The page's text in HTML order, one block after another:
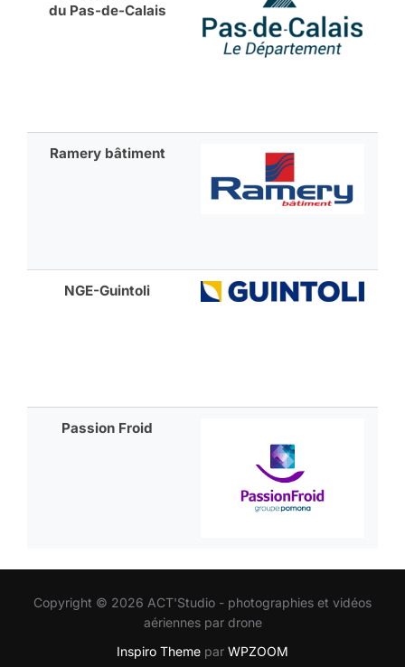
du Pas-de-Calais
Ramery bâtiment
NGE-Guintoli
Passion Froid
Copyright © 2026 ACT'Studio - photographies et vidéos
aériennes par drone
Inspiro Theme par WPZOOM